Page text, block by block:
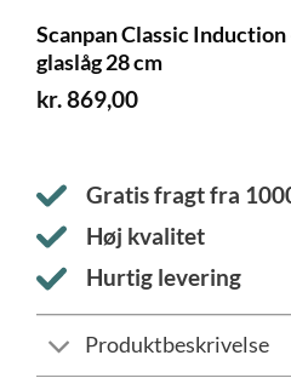
Scanpan Classic
glaslåg 28 cm
kr.869,00
Gratis fragt fra
Høj kvalitet
Hurtig levering
Produktbeskrivelse